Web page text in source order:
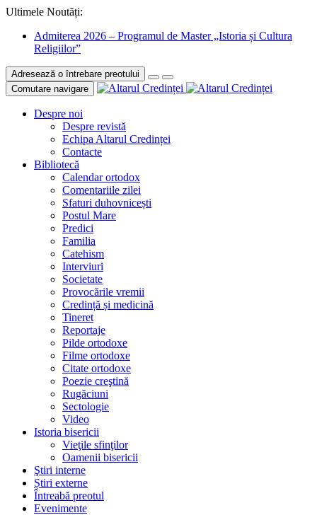
Ultimele Noutăți:
Admiterea 2026 – Programul de Master „Istoria și Cultura
Religiilor”
Adresează o întrebare preotului
Comutare navigare
Despre noi
Despre revistă
Echipa Altarul Credinței
Contacte
Bibliotecă
Calendar ortodox
Comentariile zilei
Sfaturi duhovnicești
Postul Mare
Predici
Familia
Catehism
Interviuri
Societate
Provocările vremii
Credință și medicină
Tineret
Reportaje
Pilde ortodoxe
Filme ortodoxe
Citate ortodoxe
Poezie creştină
Rugăciuni
Sectologie
Video
Istoria bisericii
Vieţile sfinţilor
Oamenii bisericii
Ştiri interne
Știri externe
Întreabă preotul
Evenimente